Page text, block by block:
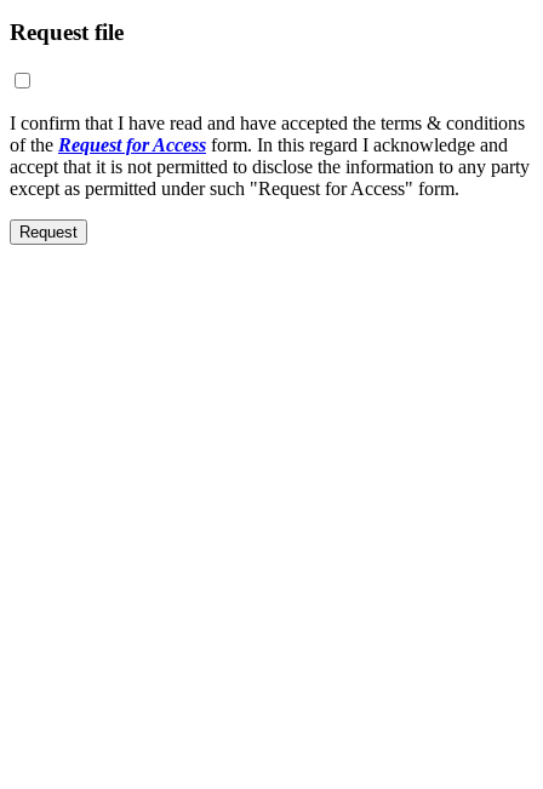
Request file
I confirm that I have read and have accepted the terms & conditions
of the Request for Access form. In this regard I acknowledge and
accept that it is not permitted to disclose the information to any party
except as permitted under such "Request for Access" form.
Request